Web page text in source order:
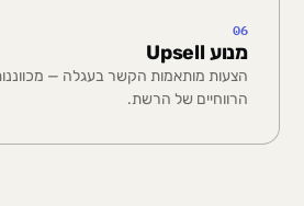
06
מנוע Upsell
הצעות מותאמות הקשר בעגלה —
הרווחיים של הרשת.